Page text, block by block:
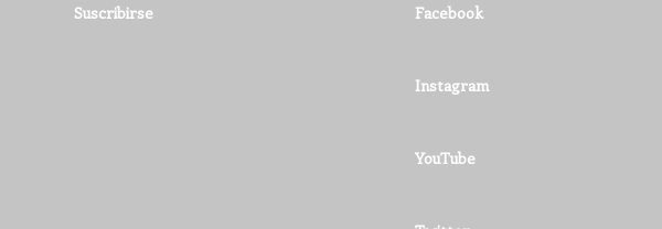
Suscribirse Facebook
Instagram
YouTube